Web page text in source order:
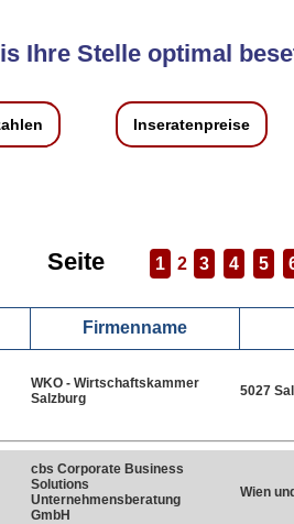
Ihre Stelle optimal
Inseratenpreise
Seite 1 2 3 4 5
Firmenname
WKO - Wirtschaftskammer
Salzburg
5027
cbs Corporate Business
Solutions
Unternehmensberatung
GmbH
Wien